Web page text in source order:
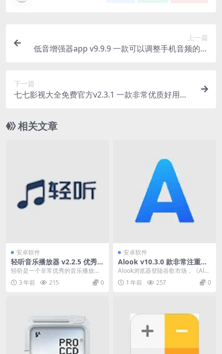
上一篇
低音增强器app v9.9.9 一款可以调整手机音频的软
下一篇
七七影视大全免费官方v2.3.1 一款非常优质好用的
相关文章
安卓软件
轻听音乐播放器 v2.2.5 优秀的
音乐播放器
轻听是一个非常优秀的音乐播放
器。 这里有很多高品质、优美的音
乐。 它拥有用户想听...
3 年前 215 0
安卓软件
Alook v10.3.0 款非常注重用
户隐私安全的掌上极速浏览器
app极简无广告
Alook浏览器登陆谷歌市场，《Aloo
k浏览器》是一款非常注重用户隐私
安全的掌...
1 年前 257 0